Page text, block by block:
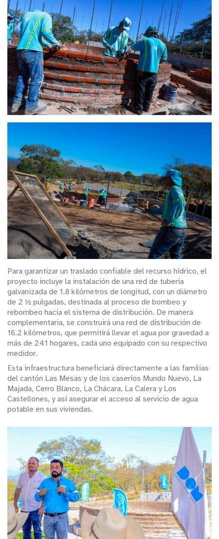
Para garantizar un traslado confiable del recurso hídrico, el
proyecto incluye la instalación de una red de tubería
galvanizada de 1.8 kilómetros de longitud, con un diámetro
de 2 ½ pulgadas, destinada al proceso de bombeo y
rebombeo hacia el sistema de distribución. De manera
complementaria, se construirá una red de distribución de
16.2 kilómetros, que permitirá llevar el agua por gravedad a
más de 241 hogares, cada uno equipado con su respectivo
medidor.
Esta infraestructura beneficiará directamente a las familias
del cantón Las Mesas y de los caseríos Mundo Nuevo, La
Majada, Cerro Blanco, La Chácara, La Calera y Los
Castellones, y así asegurar el acceso al servicio de agua
potable en sus viviendas.